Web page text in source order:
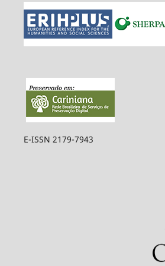
E-ISSN 2179-7943